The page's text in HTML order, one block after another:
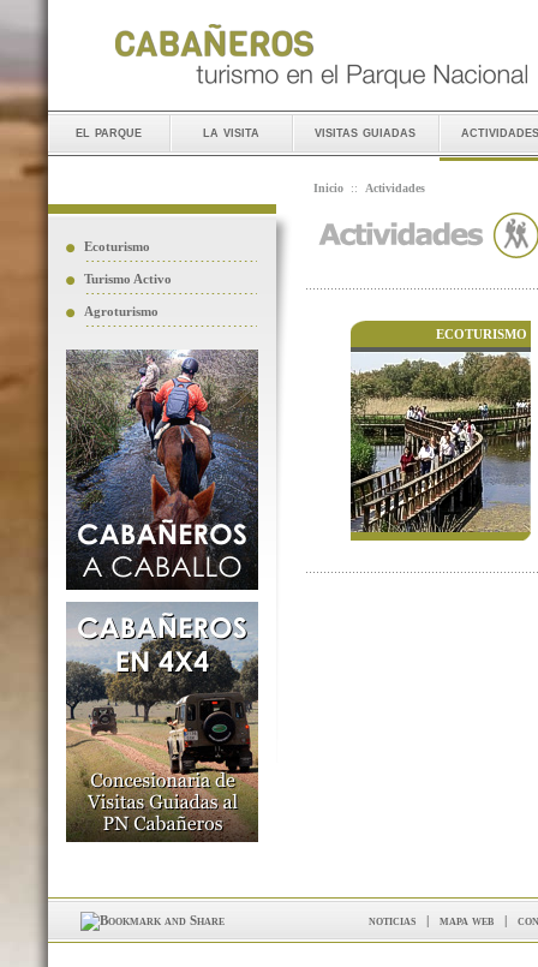
el parque la visita visitas guiadas actividades
Ecoturismo
Turismo Activo
Agroturismo
Inicio :: Actividades
ECOTURISMO
noticias | mapa web |